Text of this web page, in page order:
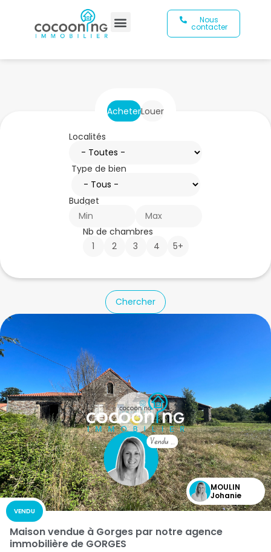
Nous
contacter
AcheterLouer
Localités
Type de bien
Budget
Nb de chambres
1
2 3 4 5+
Chercher
Maison vendue à Gorges par notre agence
immobilière de GORGES
VENDU
MOULIN
Johanie